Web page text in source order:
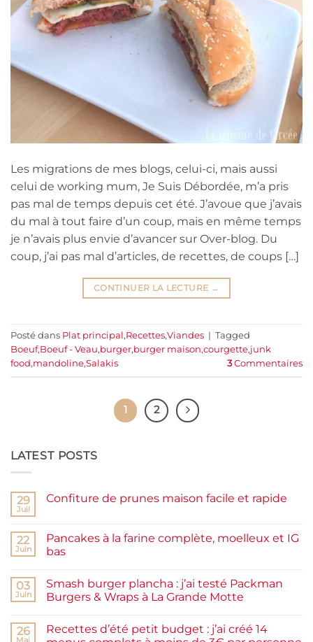
Les migrations de mes blogs, celui-ci, mais aussi
celui de working mum, Je Suis Débordée, m’a pris
pas mal de temps depuis cet été. J’avoue que j’avais
du mal à tout faire d’un coup, mais en même temps
je n’avais plus envie d’avancer sur Over-blog. Du
coup, j’ai pas mal d’articles, de recettes, de coups […]
CONTINUER LA LECTURE →
Posté dans Plat principal,Recettes,Viandes | Tagged
Boeuf,Boeuf - Veau,burger,burger maison,courgette,junk
food,mandoline,Salakis 3Commentaires
1 2
LATEST POSTS
29
Juil
Confiture de prunes maison facile et rapide
Confiture
de
prunes
et
rapide
22
Juin
Pancakes à la farine complète, moelleux et IG
bas
sur
Pancakes
à
complète,
moelleux
03
Juin
Smash burger plancha : j’ai testé Packman
Burgers & Wraps à La Grande Motte
sur
Smash
26
Recettes d’été petit budget : j’ai créé 14